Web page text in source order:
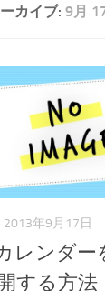
カイブ: 9月
2013年9月17日
レンダー
する方法